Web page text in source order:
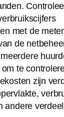
met de
de
te
zijn
andere